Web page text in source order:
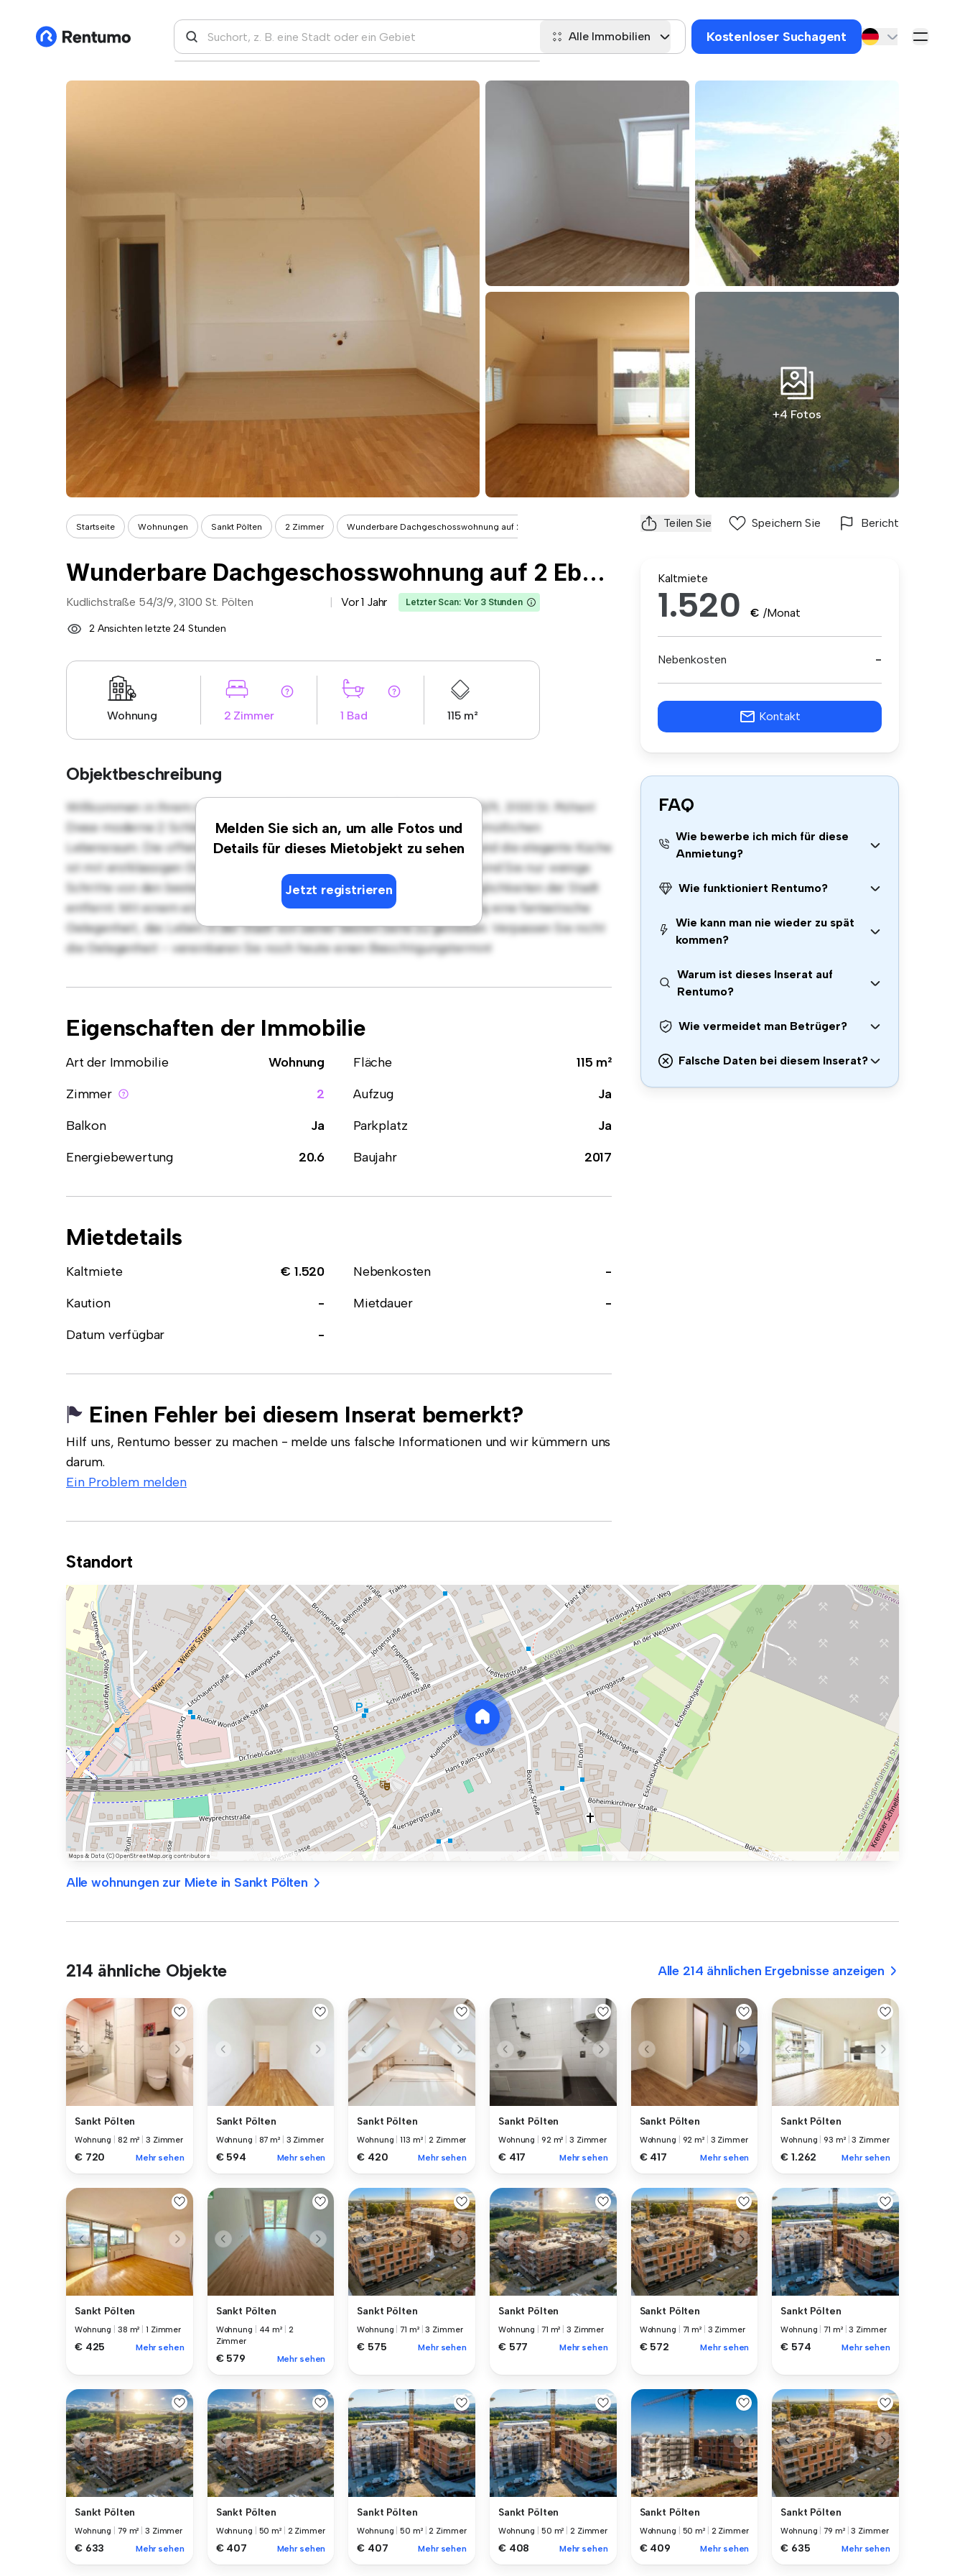
Alle Immobilien Kostenloser Suchagent
+4 Fotos
Startseite Wohnungen Sankt Pölten 2 Zimmer Wunderbare Dachgeschosswohnung auf 2 ... Teilen Sie Speichern Sie Bericht
Wunderbare Dachgeschosswohnung auf 2 Ebenen mit Terrasse
Kudlichstraße 54/3/9, 3100 St. Pölten Vor 1 Jahr Letzter Scan: Vor 3 Stunden
2 Ansichten letzte 24 Stunden
Wohnung 2 Zimmer 1 Bad 115 m²
Objektbeschreibung
Melden Sie sich an, um alle Fotos und
Details für dieses Mietobjekt zu sehen
Jetzt registrieren
Willkommen in Ihrem neuen urbanen Rückzugsort in Kudlichstraße 54/3/9, 3100 St. Pölten!
Diese moderne 2 Schlafzimmer-Wohnung bietet einen stilvollen und gemütlichen
Lebensraum. Die offene Raumaufteilung eignet sich perfekt für Gäste, und die elegante Küche
ist mit erstklassigen Geräten ausgestattet. Dank der erstklassigen Lage sind Sie nur wenige
Schritte von den besten Restaurants, Geschäften und Unterhaltungsmöglichkeiten der Stadt
entfernt. Mit einem erschwinglichen Preis von € 1.520 ist diese Wohnung eine fantastische
Gelegenheit, das Leben in der Stadt von seiner besten Seite zu genießen. Verpassen Sie nicht
die Gelegenheit - vereinbaren Sie noch heute einen Besichtigungstermin!
Eigenschaften der Immobilie
Art der Immobilie Wohnung Fläche
115 m²
Zimmer
2 Aufzug
Ja
Balkon
Ja Parkplatz
Ja
Energiebewertung
20.6 Baujahr 2017
Mietdetails
Kaltmiete € 1.520 Nebenkosten
-
Kaution
- Mietdauer
-
Datum verfügbar
-
Einen Fehler bei diesem Inserat bemerkt?
Hilf uns, Rentumo besser zu machen - melde uns falsche Informationen und wir kümmern uns
darum.
Ein Problem melden
Kaltmiete
1.520 € /Monat
Nebenkosten -
Kontakt
FAQ
Wie bewerbe ich mich für diese
Anmietung?
Wie funktioniert Rentumo?
Wie kann man nie wieder zu spät
kommen?
Warum ist dieses Inserat auf
Rentumo?
Wie vermeidet man Betrüger?
Falsche Daten bei diesem Inserat?
Standort
Alle wohnungen zur Miete in Sankt Pölten
214 ähnliche Objekte Alle 214 ähnlichen Ergebnisse anzeigen
Sankt Pölten
Wohnung 82 m² |3 Zimmer
€ 720 Mehr sehen
Sankt Pölten
Wohnung 87 m² 3 Zimmer
€ 594 Mehr sehen
Sankt Pölten
Wohnung |113 m² |2 Zimmer
€ 420 Mehr sehen
Sankt Pölten
Wohnung 92 m² 3 Zimmer
€ 417 Mehr sehen
Sankt Pölten
Wohnung 92 m² 3 Zimmer
€ 417 Mehr sehen
Sankt Pölten
Wohnung |93 m² |3 Zimmer
€ 1.262 Mehr sehen
Sankt Pölten
Wohnung 38 m² |1 Zimmer
€ 425 Mehr sehen
Sankt Pölten
Wohnung 44 m²
2
Zimmer
€ 579 Mehr sehen
Sankt Pölten
Wohnung |71 m² |3 Zimmer
€ 575 Mehr sehen
Sankt Pölten
Wohnung 71 m² 3 Zimmer
€ 577 Mehr sehen
Sankt Pölten
Wohnung 71 m² 3 Zimmer
€ 572 Mehr sehen
Sankt Pölten
Wohnung |71 m² |3 Zimmer
€ 574 Mehr sehen
Sankt Pölten
Wohnung 79 m² |3 Zimmer
€ 633 Mehr sehen
Sankt Pölten
Wohnung 50 m² 2 Zimmer
€ 407 Mehr sehen
Sankt Pölten
Wohnung |50 m² |2 Zimmer
€ 407 Mehr sehen
Sankt Pölten
Wohnung 50 m² 2 Zimmer
€ 408 Mehr sehen
Sankt Pölten
Wohnung 50 m² 2 Zimmer
€ 409 Mehr sehen
Sankt Pölten
Wohnung |79 m² |3 Zimmer
€ 635 Mehr sehen